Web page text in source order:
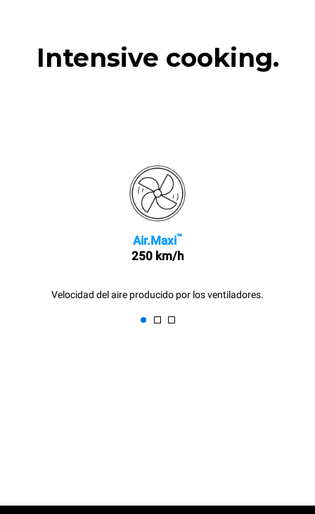
Intensive cooking.
Air.Maxi™
250 km/h
Velocidad del aire producido por los ventiladores.